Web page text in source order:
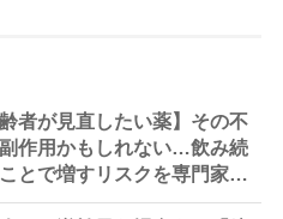
齢者が見直したい薬】その不
作用かもしれない…飲み続
とで増すリスクを専門家が